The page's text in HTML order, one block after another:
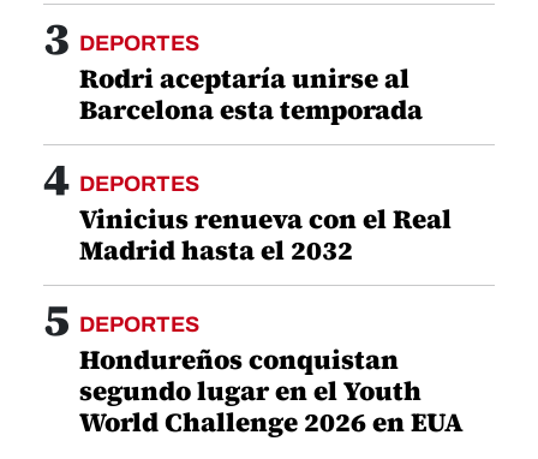
3 DEPORTES
Rodri aceptaría unirse al
Barcelona esta temporada
4 DEPORTES
Vinicius renueva con el Real
Madrid hasta el 2032
5 DEPORTES
Hondureños conquistan
segundo lugar en el Youth
World Challenge 2026 en EUA